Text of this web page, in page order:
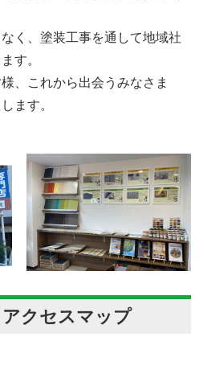
く、塗装工事を通して地域社
す。
、これから出会うみなさま
ます。
クセスマップ